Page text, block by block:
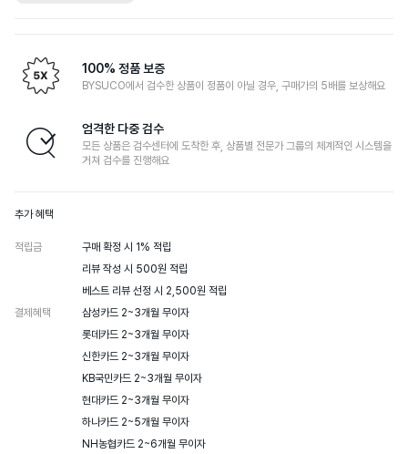
100% 정품 보증
BYSUCO에서 검수한 상품이 정품이 아닐 경우, 구매가의 5배를 보상해요
엄격한 다중 검수
모든 상품은 검수센터에 도착한 후, 상품별 전문가 그룹의 체계적인 시스템을
거쳐 검수를 진행해요
추가 혜택
적립금
구매 확정 시 1% 적립
리뷰 작성 시 500원 적립
베스트 리뷰 선정 시 2,500원 적립
결제혜택
삼성카드 2~3개월 무이자
롯데카드 2~3개월 무이자
신한카드 2~3개월 무이자
KB국민카드 2~3개월 무이자
현대카드 2~3개월 무이자
하나카드 2~5개월 무이자
NH농협카드 2~6개월 무이자